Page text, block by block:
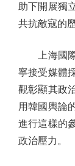
助下開展獨
共抗敵寇的
上海國際
寧接受媒體
觀彰顯其政
用韓國輿論
進行這樣的
政治壓力。